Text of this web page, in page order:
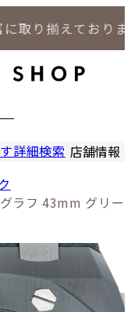
揃えております。
詳細検索 店舗情報
LIPS 札
LIPS 通信
ラフ 43mm グリー